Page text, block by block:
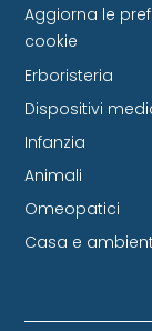
Aggiorna le
cookie
Erboristeria
Dispositivi
Infanzia
Animali
Omeopatici
Casa e